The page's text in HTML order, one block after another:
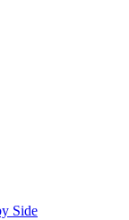
Side